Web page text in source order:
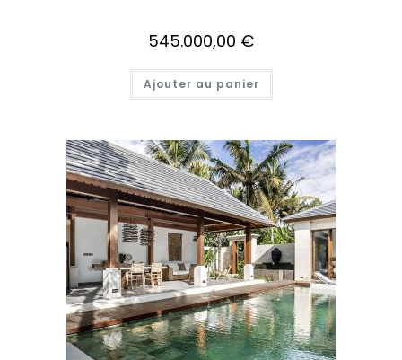
545.000,00 €
Ajouter au panier